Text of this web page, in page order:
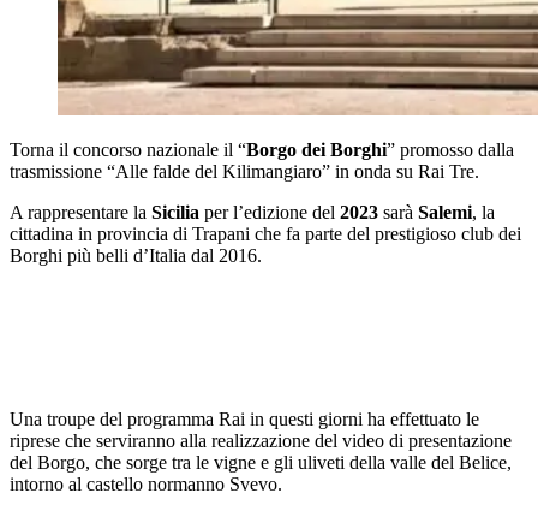
Torna il concorso nazionale il “Borgo dei Borghi” promosso dalla
trasmissione “Alle falde del Kilimangiaro” in onda su Rai Tre.
A rappresentare la Sicilia per l’edizione del 2023 sarà Salemi, la
cittadina in provincia di Trapani che fa parte del prestigioso club dei
Borghi più belli d’Italia dal 2016.
Una troupe del programma Rai in questi giorni ha effettuato le
riprese che serviranno alla realizzazione del video di presentazione
del Borgo, che sorge tra le vigne e gli uliveti della valle del Belice,
intorno al castello normanno Svevo.